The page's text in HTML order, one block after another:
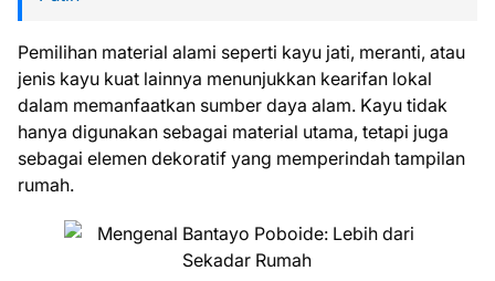
Pemilihan material alami seperti kayu jati, meranti, atau
jenis kayu kuat lainnya menunjukkan kearifan lokal
dalam memanfaatkan sumber daya alam. Kayu tidak
hanya digunakan sebagai material utama, tetapi juga
sebagai elemen dekoratif yang memperindah tampilan
rumah.